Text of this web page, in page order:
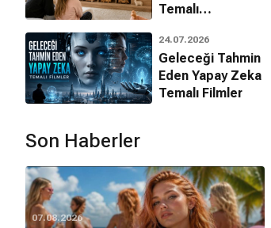
Temalı
Filmleri
24.07.2026
Geleceği Tahmin
Eden Yapay Zeka
Temalı Filmler
Son Haberler
07.08.2026